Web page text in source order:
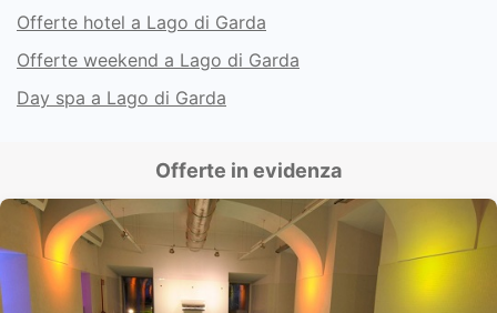
Offerte hotel a Lago di Garda
Offerte weekend a Lago di Garda
Day spa a Lago di Garda
Offerte in evidenza